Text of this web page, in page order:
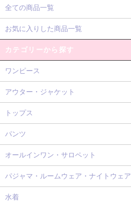
全ての商品一覧
お気に入りした商品一覧
カテゴリーから探す
ワンピース
アウター・ジャケット
トップス
パンツ
オールインワン・サロペット
パジャマ・ルームウェア・ナイトウェア
水着